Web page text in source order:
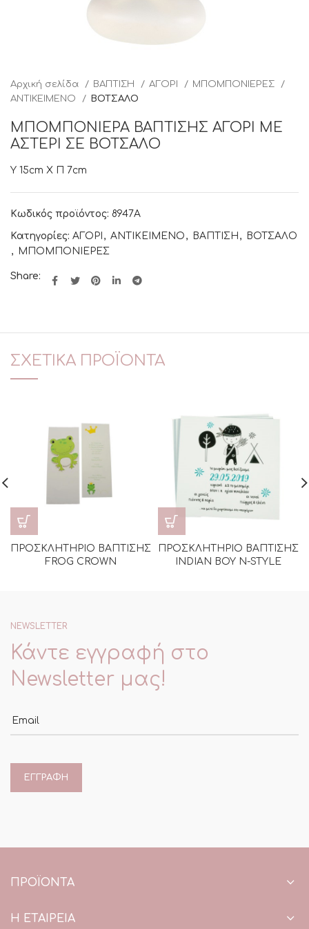
Αρχική σελίδα ΒΑΠΤΙΣΗ ΑΓΟΡΙ
ΜΠΟΜΠΟΝΙΕΡΕΣ
ΑΝΤΙΚΕΙΜΕΝΟ
ΒΟΤΣΑΛΟ
ΜΠΟΜΠΟΝΙΕΡΑ ΒΑΠΤΙΣΗΣ ΑΓΟΡΙ ΜΕ
ΑΣΤΕΡΙ ΣΕ ΒΟΤΣΑΛΟ
Υ 15cm Χ Π 7cm
Κωδικός προϊόντος: 8947Α
Κατηγορίες: ΑΓΟΡΙ , ΑΝΤΙΚΕΙΜΕΝΟ , ΒΑΠΤΙΣΗ ,
ΒΟΤΣΑΛΟ
, ΜΠΟΜΠΟΝΙΕΡΕΣ
Share:
ΣΧΕΤΙΚΆ ΠΡΟΪΌΝΤΑ
ΠΡΟΣΚΛΗΤΗΡΙΟ ΒΑΠΤΙΣΗΣ
FROG CROWN
ΠΡΟΣΚΛΗΤΗΡΙΟ ΒΑΠΤΙΣΗΣ
INDIAN BOY N-STYLE
NEWSLETTER
Κάντε εγγραφή στο
Newsletter μας!
ΠΡΟΪΌΝΤΑ
Η ΕΤΑΙΡΕΙΑ